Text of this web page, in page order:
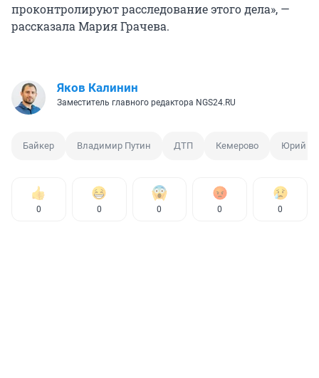
проконтролируют расследование этого дела», —
рассказала Мария Грачева.
Яков Калинин
Заместитель главного редактора NGS24.RU
Байкер Владимир Путин ДТП Кемерово Юрий
0 0 0 0 0